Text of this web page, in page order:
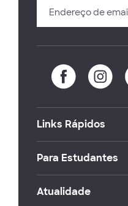
Links Rápidos
Para Estudantes
Atualidade